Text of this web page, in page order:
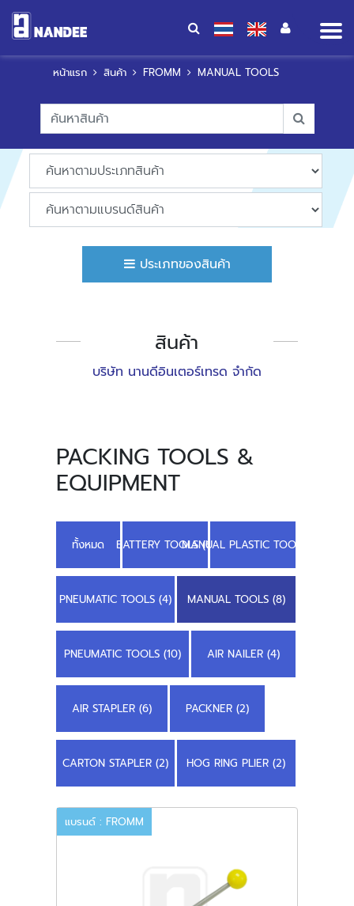
หน้าแรก สินค้า FROMM MANUAL TOOLS
ประเภทของสินค้า
สินค้า
บริษัท นานดีอินเตอร์เทรด จำกัด
PACKING TOOLS &
EQUIPMENT
ทั้งหมด BATTERY TOOLS (6)MANUAL PLASTIC TOOLS (2)
PNEUMATIC TOOLS (4) MANUAL TOOLS (8)
PNEUMATIC TOOLS (10) AIR NAILER (4)
AIR STAPLER (6) PACKNER (2)
CARTON STAPLER (2) HOG RING PLIER (2)
แบรนด์ : FROMM